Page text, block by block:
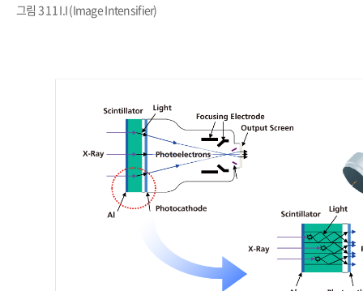
그림 3 11 I.I (Image Intensifier)